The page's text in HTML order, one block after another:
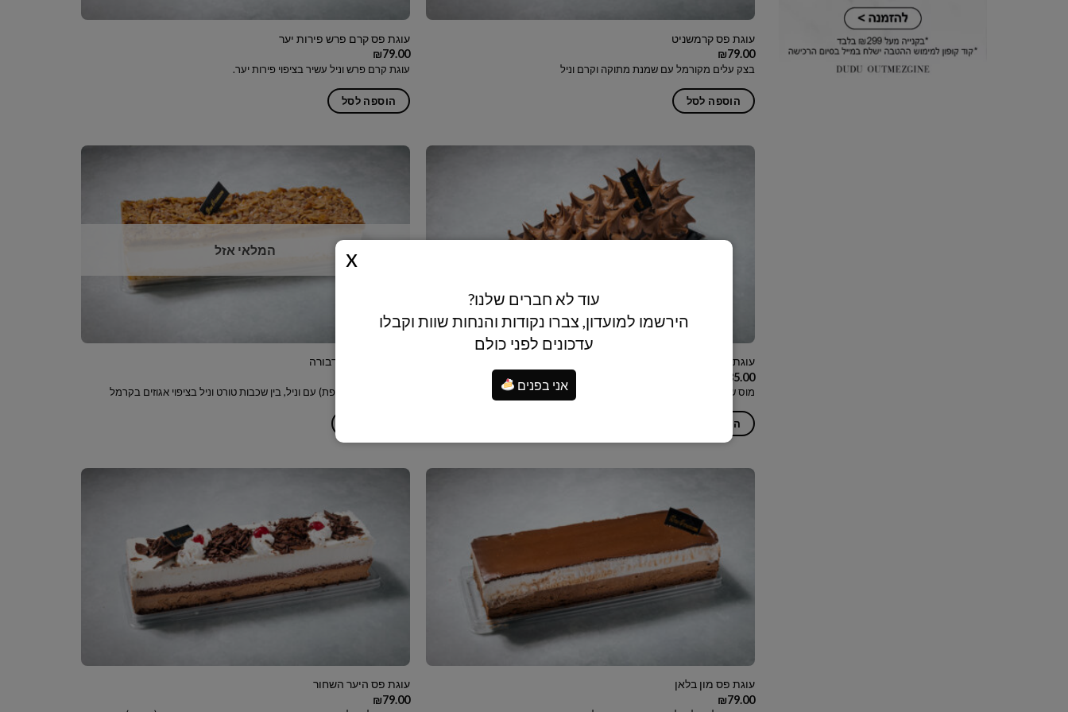
עוגת פס קרמשניט
₪79.00
בצק עלים מקורמל עם שמנת מתוקה וקרם וניל
הוספה לסל
עוגת פס קרם פרש פירות יער
₪79.00
עוגת קרם פרש וניל עשיר בציפוי פירות יער.
הוספה לסל
עוגת פס קיפוד שוקולד
85.00
מוס שוקולד עם חתיכות בראוניז ומעט ליקר
הוספה לסל
המלאי אזל
עוגת פס עוקץ הדבורה
שמנת מתוקה (קצפת) עם וניל, בין שכבות טורט וניל בציפוי אגוזים בקרמל
עוגת פס מון בלאן
₪79.00
עוגת פס היער השחור
₪79.00
עוד לא חברים שלנו?
הירשמו למועדון, צברו נקודות והנחות שוות וקבלו
עדכונים לפני כולם
אני בפנים